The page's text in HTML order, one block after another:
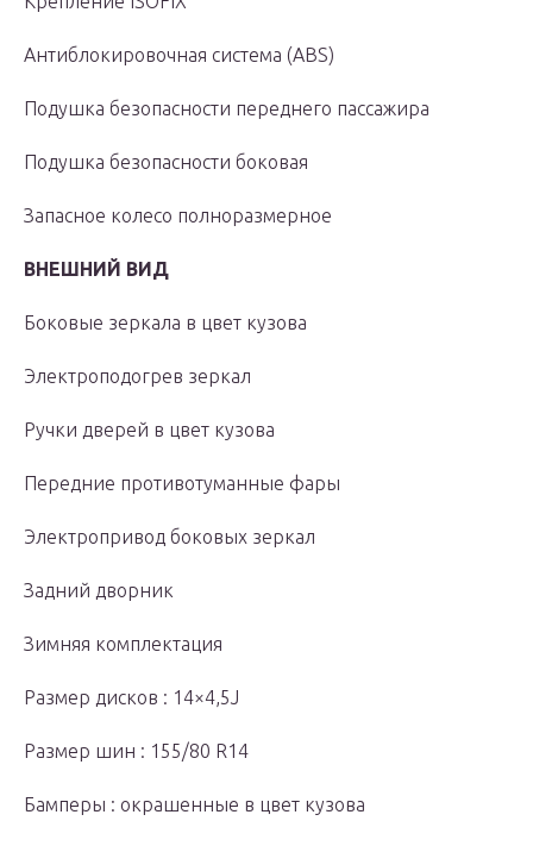
Антиблокировочная система (ABS)
Подушка безопасности переднего пассажира
Подушка безопасности боковая
Запасное колесо полноразмерное
ВНЕШНИЙ ВИД
Боковые зеркала в цвет кузова
Электроподогрев зеркал
Ручки дверей в цвет кузова
Передние противотуманные фары
Электропривод боковых зеркал
Задний дворник
Зимняя комплектация
Размер дисков : 14×4,5J
Размер шин : 155/80 R14
Бамперы : окрашенные в цвет кузова